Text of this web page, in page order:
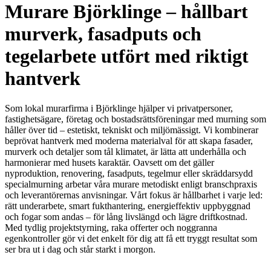
Murare Björklinge – hållbart
murverk, fasadputs och
tegelarbete utfört med riktigt
hantverk
Som lokal murarfirma i Björklinge hjälper vi privatpersoner,
fastighetsägare, företag och bostadsrättsföreningar med murning som
håller över tid – estetiskt, tekniskt och miljömässigt. Vi kombinerar
beprövat hantverk med moderna materialval för att skapa fasader,
murverk och detaljer som tål klimatet, är lätta att underhålla och
harmonierar med husets karaktär. Oavsett om det gäller
nyproduktion, renovering, fasadputs, tegelmur eller skräddarsydd
specialmurning arbetar våra murare metodiskt enligt branschpraxis
och leverantörernas anvisningar. Vårt fokus är hållbarhet i varje led:
rätt underarbete, smart fukthantering, energieffektiv uppbyggnad
och fogar som andas – för lång livslängd och lägre driftkostnad.
Med tydlig projektstyrning, raka offerter och noggranna
egenkontroller gör vi det enkelt för dig att få ett tryggt resultat som
ser bra ut i dag och står starkt i morgon.